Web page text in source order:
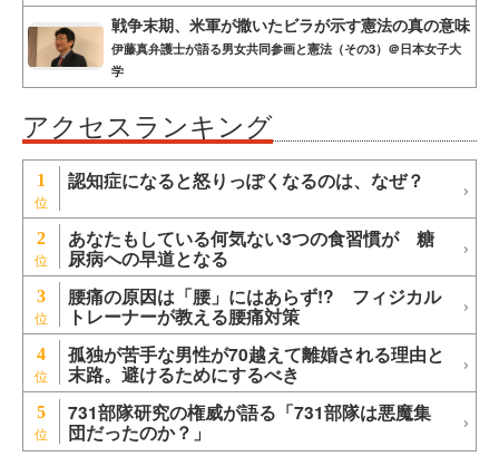
戦争末期、米軍が撒いたビラが示す憲法の真の意味
伊藤真弁護士が語る男女共同参画と憲法（その3）＠日本女子大
学
アクセスランキング
1 認知症になると怒りっぽくなるのは、なぜ？
2 あなたもしている何気ない3つの食習慣が 糖
尿病への早道となる
3 腰痛の原因は「腰」にはあらず!? フィジカル
トレーナーが教える腰痛対策
4 孤独が苦手な男性が70越えて離婚される理由と
末路。避けるためにするべき
5 731部隊研究の権威が語る「731部隊は悪魔集
団だったのか？」